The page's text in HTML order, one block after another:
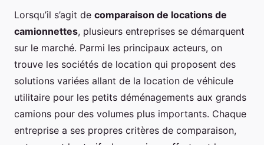
Lorsqu’il s’agit de comparaison de locations de
camionnettes, plusieurs entreprises se démarquent
sur le marché. Parmi les principaux acteurs, on
trouve les sociétés de location qui proposent des
solutions variées allant de la location de véhicule
utilitaire pour les petits déménagements aux grands
camions pour des volumes plus importants. Chaque
entreprise a ses propres critères de comparaison,